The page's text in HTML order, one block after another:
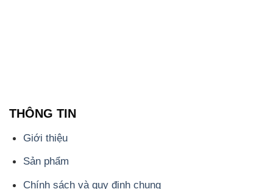
Chính sách và quy định chung
Tin tức
Liên hệ